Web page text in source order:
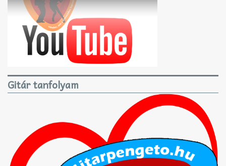
Gitár tanfolyam